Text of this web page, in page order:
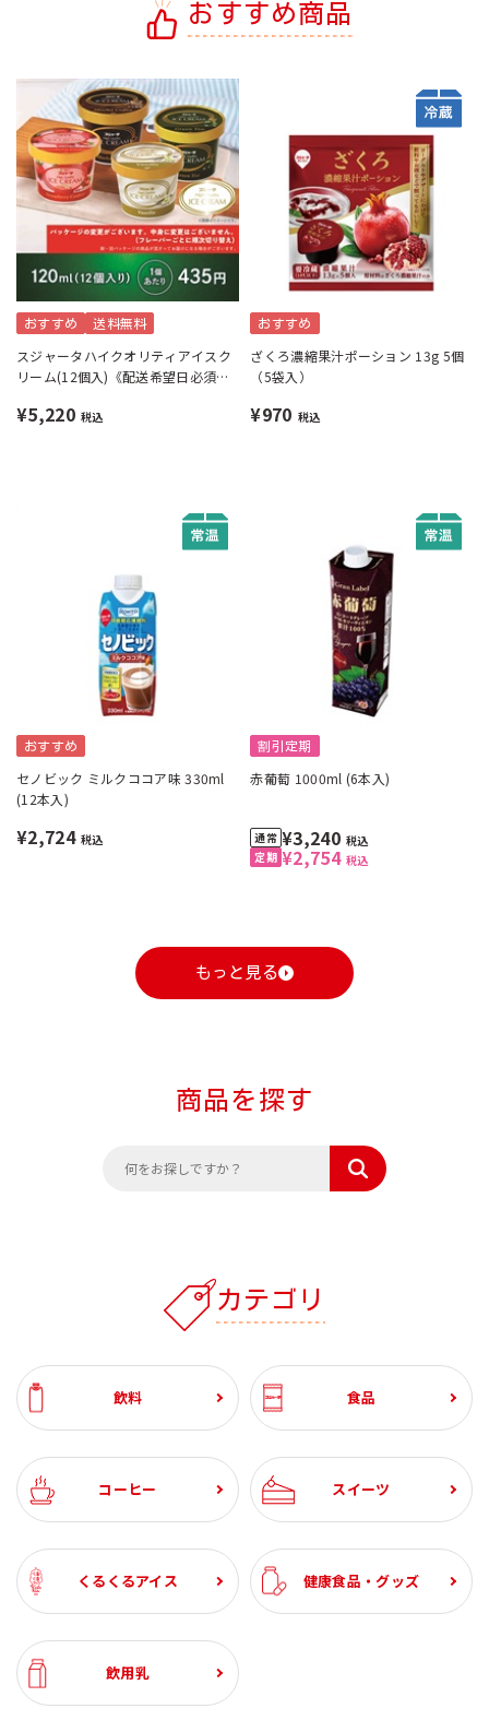
おすすめ商品
おすすめ 送料無料
スジャータハイクオリティアイスク
リーム(12個入)《配送希望日必須※
¥5,220 税込
おすすめ
ざくろ濃縮果汁ポーション 13g 5個
（5袋入）
¥970 税込
おすすめ
セノビック ミルクココア味 330ml
(12本入)
¥2,724 税込
割引定期
赤葡萄 1000ml (6本入)
¥2,754 税込
¥3,240 税込
もっと見る
商品を探す
カテゴリ
飲料 食品
コーヒー スイーツ
くるくるアイス 健康食品・グッズ
飲用乳